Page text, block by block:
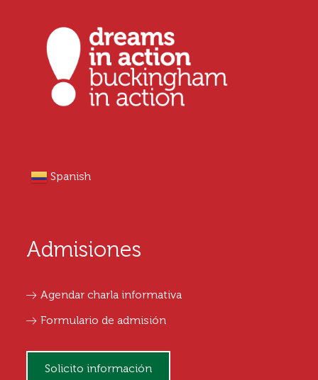
Spanish
Admisiones
Agendar charla informativa
Formulario de admisión
Solicito información